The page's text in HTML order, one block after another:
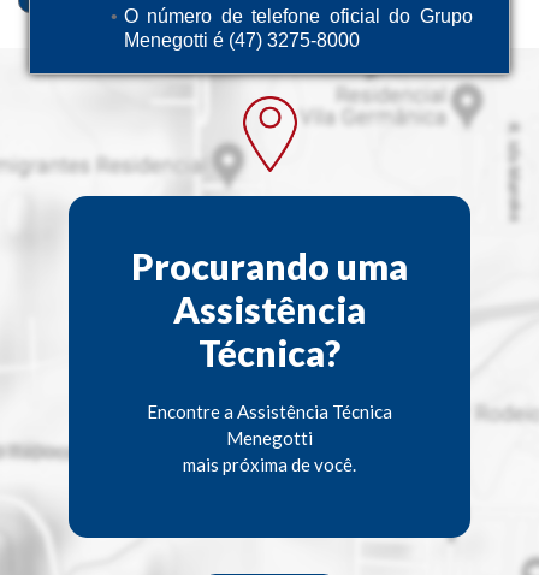
O número de telefone oficial do Grupo
Menegotti é (47) 3275-8000
Procurando uma
Assistência
Técnica?
Encontre a Assistência Técnica
Menegotti
mais próxima de você.